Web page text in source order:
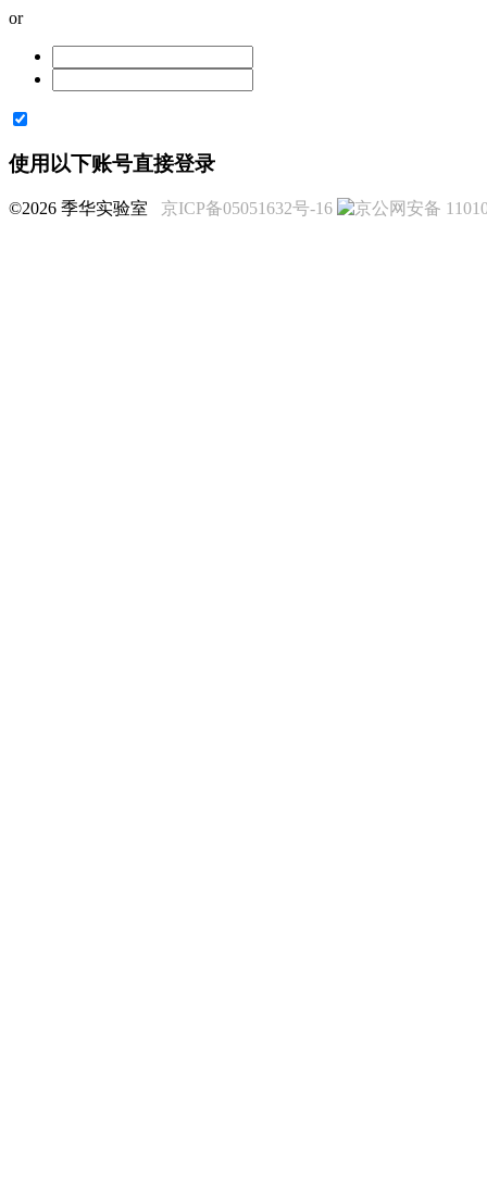
or
使用以下账号直接登录
©2026 季华实验室 京ICP备05051632号-16 京公网安备